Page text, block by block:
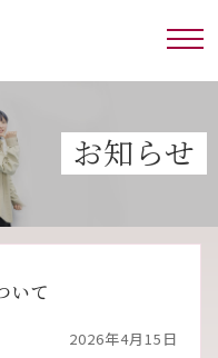
お知らせ
いて
2026年4月15日